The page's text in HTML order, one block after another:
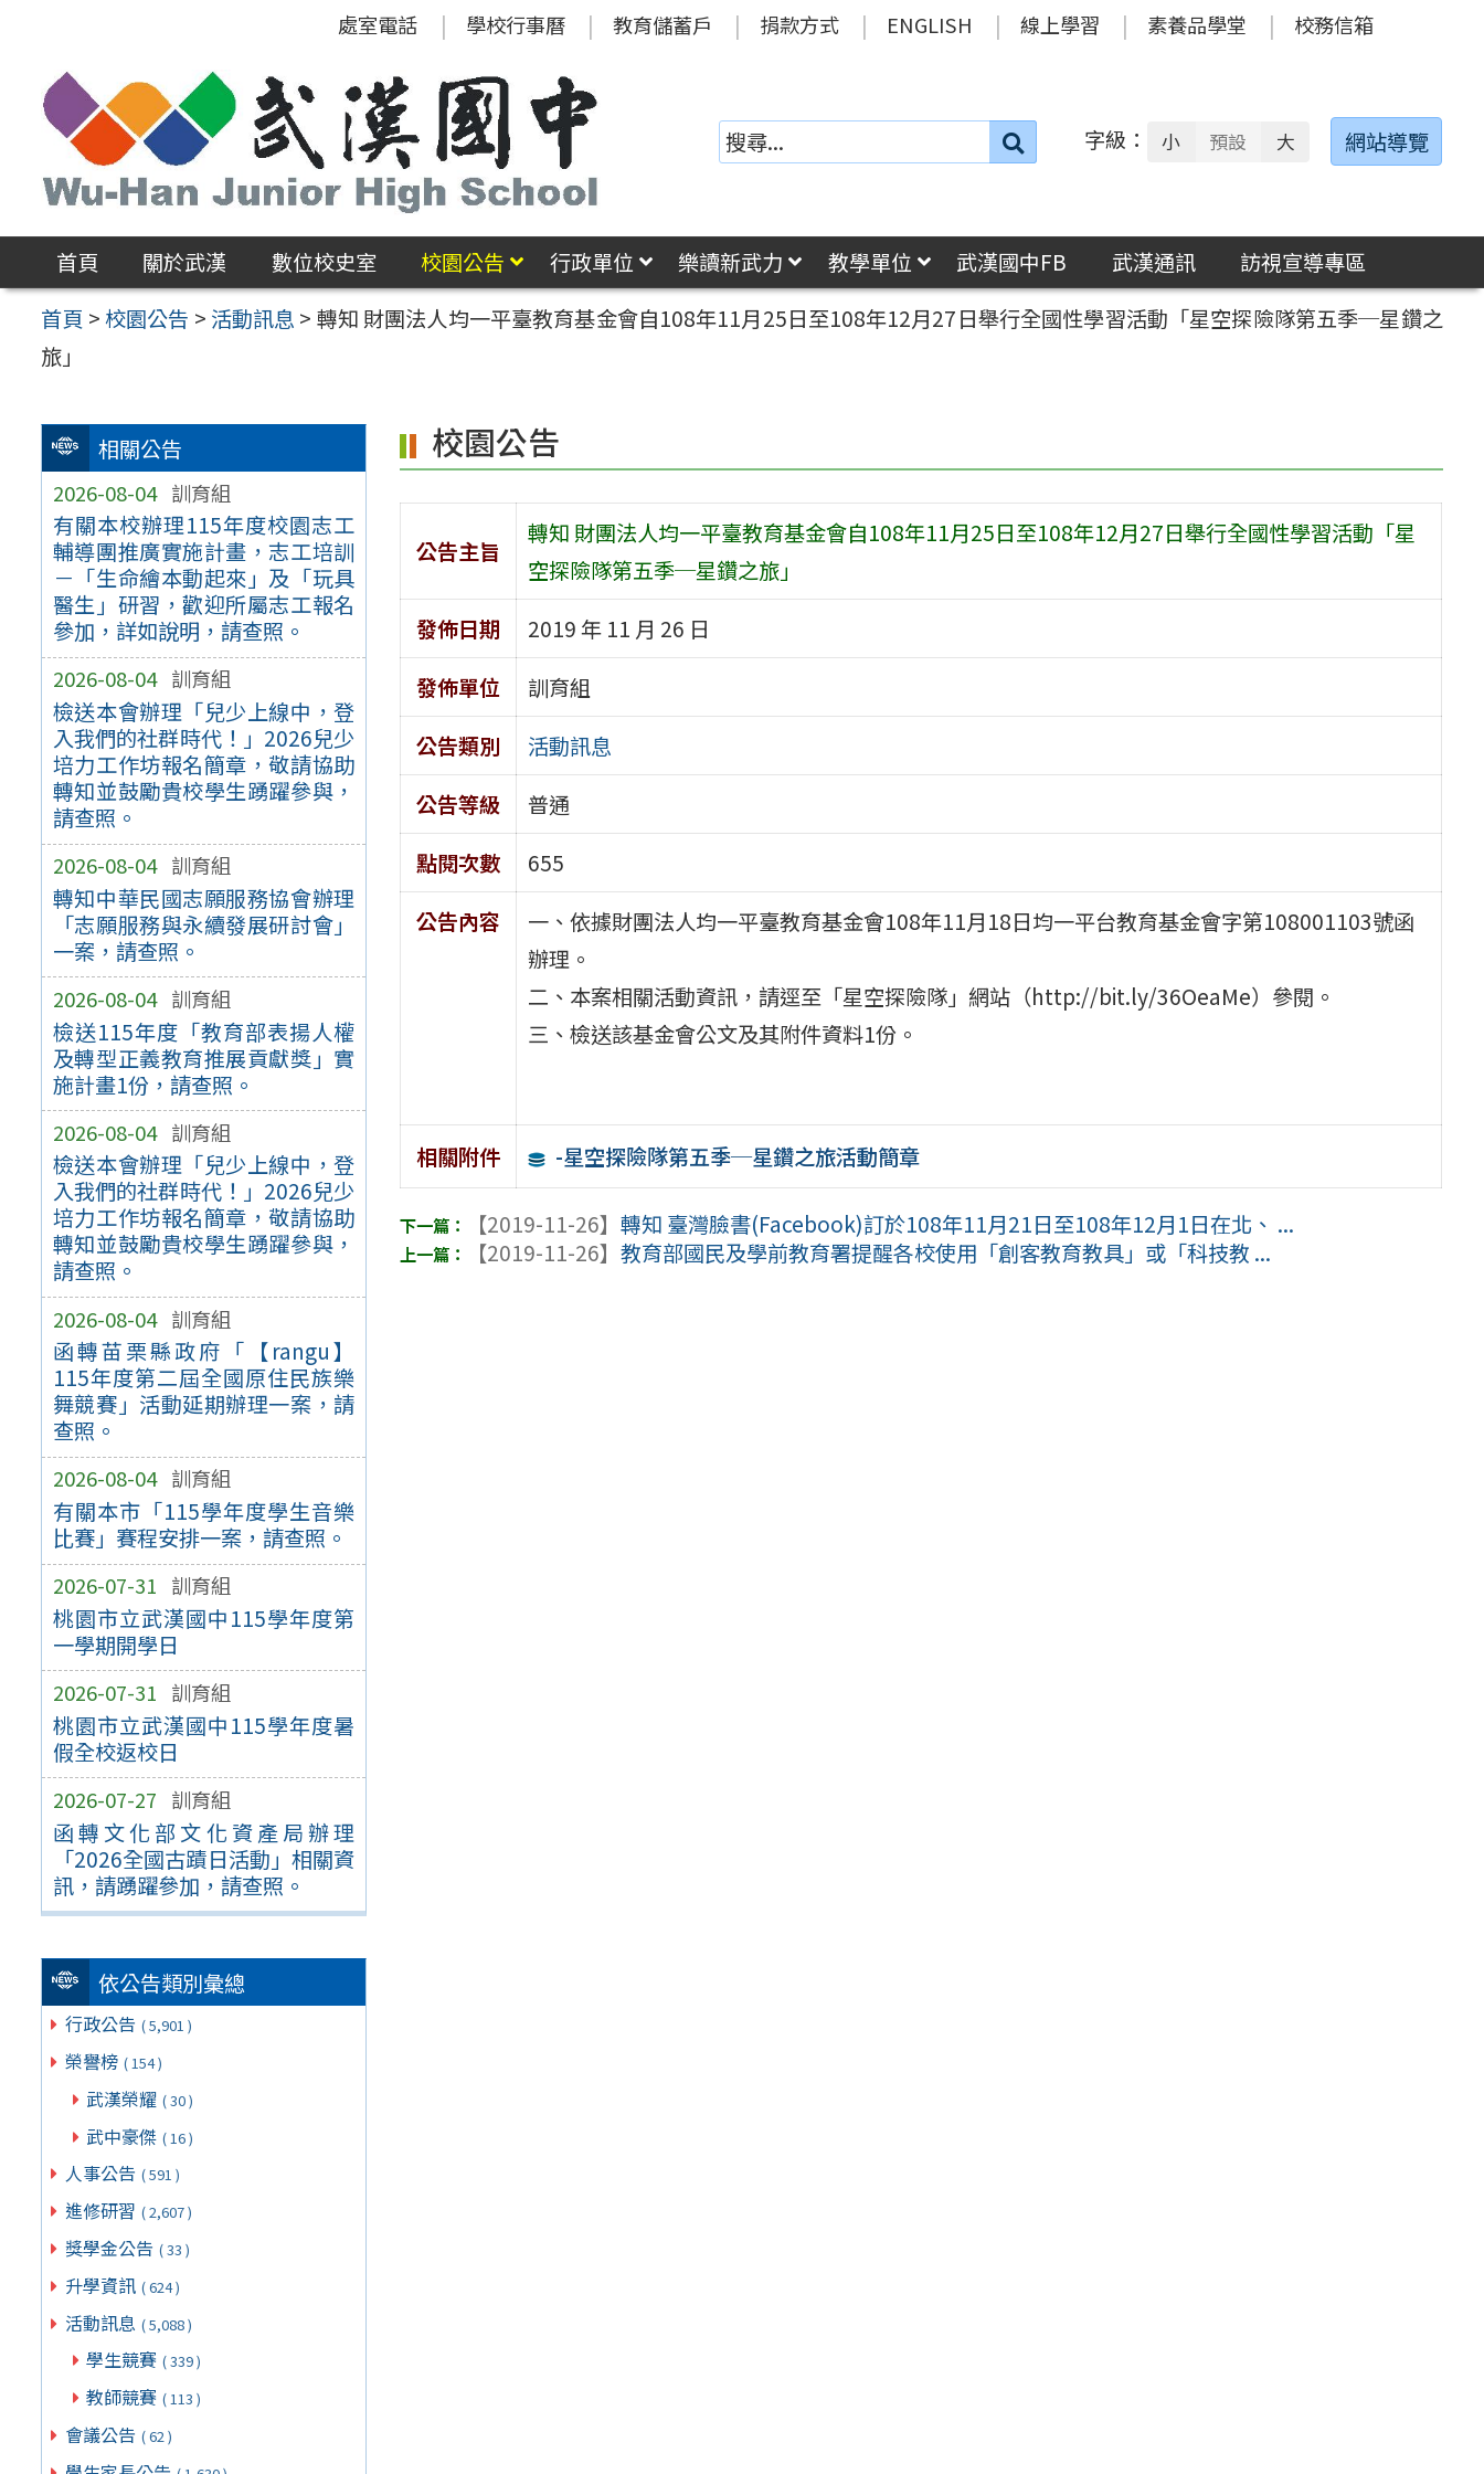
區
處室電話 學校行事曆 教育儲蓄戶 捐款方式 ENGLISH 線上學習 素養品學堂 校務信箱
搜
字級： 小 預設 大 網站導覽
首頁 關於武漢 數位校史室 校園公告 行政單位 樂讀新武力 教學單位 武漢國中FB 武漢通訊
訪視宣導專區
首頁 >校園公告 > 活動訊息 > 轉知 財團法人均一平臺教育基金會自108年11月25日至108年12月27日舉行全國性學習活動「星空探險隊第五季─星鑽之
旅」
相關公告
2026-08-04 訓育組
有關本校辦理115年度校園志工
輔導團推廣實施計畫，志工培訓
－「生命繪本動起來」及「玩具
醫生」研習，歡迎所屬志工報名
參加，詳如說明，請查照。
2026-08-04 訓育組
檢送本會辦理「兒少上線中，登
入我們的社群時代！」2026兒少
培力工作坊報名簡章，敬請協助
轉知並鼓勵貴校學生踴躍參與，
請查照。
2026-08-04 訓育組
轉知中華民國志願服務協會辦理
「志願服務與永續發展研討會」
一案，請查照。
2026-08-04 訓育組
檢送115年度「教育部表揚人權
及轉型正義教育推展貢獻獎」實
施計畫1份，請查照。
2026-08-04 訓育組
檢送本會辦理「兒少上線中，登
入我們的社群時代！」2026兒少
培力工作坊報名簡章，敬請協助
轉知並鼓勵貴校學生踴躍參與，
請查照。
2026-08-04 訓育組
函轉苗栗縣政府「【rangu】
115年度第二屆全國原住民族樂
舞競賽」活動延期辦理一案，請
查照。
2026-08-04 訓育組
有關本市「115學年度學生音樂
比賽」賽程安排一案，請查照。
2026-07-31 訓育組
桃園市立武漢國中115學年度第
一學期開學日
2026-07-31 訓育組
桃園市立武漢國中115學年度暑
假全校返校日
2026-07-27 訓育組
函轉文化部文化資產局辦理
「2026全國古蹟日活動」相關資
訊，請踴躍參加，請查照。
依公告類別彙總
行政公告 ( 5,901 )
榮譽榜 ( 154 )
武漢榮耀 ( 30 )
武中豪傑 ( 16 )
人事公告 ( 591 )
進修研習 ( 2,607 )
獎學金公告 ( 33 )
升學資訊 ( 624 )
活動訊息 ( 5,088 )
學生競賽 ( 339 )
教師競賽 ( 113 )
會議公告 ( 62 )
校園公告
公告主旨
轉知 財團法人均一平臺教育基金會自108年11月25日至108年12月27日舉行全國性學習活動「星
空探險隊第五季─星鑽之旅」
發佈日期
2019 年 11 月 26 日
發佈單位
訓育組
公告類別
活動訊息
公告等級
普通
點閱次數
655
公告內容
一、依據財團法人均一平臺教育基金會108年11月18日均一平台教育基金會字第108001103號函
辦理。
二、本案相關活動資訊，請逕至「星空探險隊」網站（http://bit.ly/36OeaMe）參閱。
三、檢送該基金會公文及其附件資料1份。
相關附件 -星空探險隊第五季─星鑽之旅活動簡章
【2019-11-26】轉知 臺灣臉書(Facebook)訂於108年11月21日至108年12月1日在北、 ...
【2019-11-26】教育部國民及學前教育署提醒各校使用「創客教育教具」或「科技教 ...